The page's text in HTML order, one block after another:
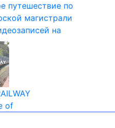
путешествие по
магистрали
на
of